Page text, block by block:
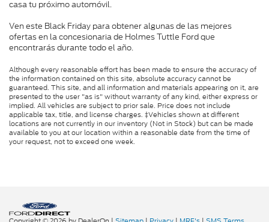
casa tu próximo automóvil.
Ven este Black Friday para obtener algunas de las mejores
ofertas en la concesionaria de Holmes Tuttle Ford que
encontrarás durante todo el año.
Although every reasonable effort has been made to ensure the accuracy of
the information contained on this site, absolute accuracy cannot be
guaranteed. This site, and all information and materials appearing on it, are
presented to the user "as is" without warranty of any kind, either express or
implied. All vehicles are subject to prior sale. Price does not include
applicable tax, title, and license charges. ‡Vehicles shown at different
locations are not currently in our inventory (Not in Stock) but can be made
available to you at our location within a reasonable date from the time of
your request, not to exceed one week.